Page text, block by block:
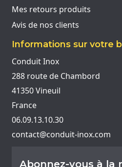
Mes retours produits
Avis de nos clients
Informations sur votre
Conduit Inox
288 route de Chambord
41350 Vineuil
France
06.09.13.10.30
contact@conduit-inox.com
Abonnez-vous à la